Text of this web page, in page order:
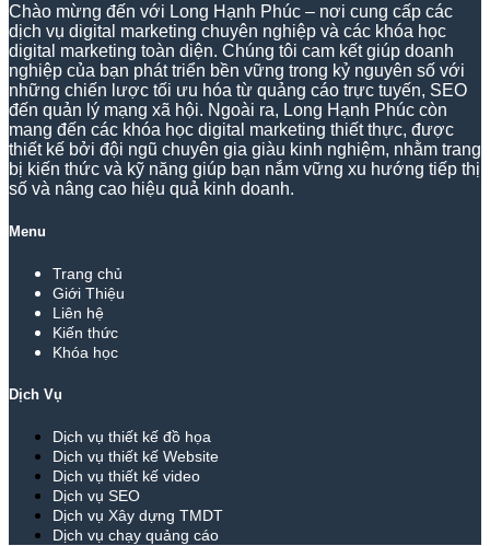
Chào mừng đến với Long Hạnh Phúc – nơi cung cấp các
dịch vụ digital marketing chuyên nghiệp và các khóa học
digital marketing toàn diện. Chúng tôi cam kết giúp doanh
nghiệp của bạn phát triển bền vững trong kỷ nguyên số với
những chiến lược tối ưu hóa từ quảng cáo trực tuyến, SEO
đến quản lý mạng xã hội. Ngoài ra, Long Hạnh Phúc còn
mang đến các khóa học digital marketing thiết thực, được
thiết kế bởi đội ngũ chuyên gia giàu kinh nghiệm, nhằm trang
bị kiến thức và kỹ năng giúp bạn nắm vững xu hướng tiếp thị
số và nâng cao hiệu quả kinh doanh.
Menu
Trang chủ
Giới Thiệu
Liên hệ
Kiến thức
Khóa học
Dịch Vụ
Dịch vụ thiết kế đồ họa
Dịch vụ thiết kế Website
Dịch vụ thiết kế video
Dịch vụ SEO
Dịch vụ Xây dựng TMDT
Dịch vụ chạy quảng cáo